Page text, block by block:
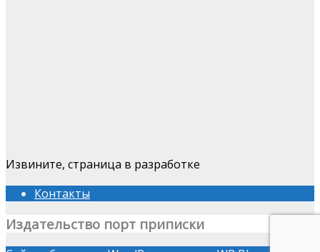
Извините, страница в разработке
Контакты
Издательство порт приписки